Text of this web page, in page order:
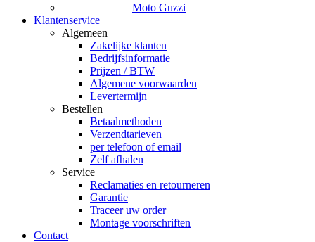
Moto Guzzi
Klantenservice
Algemeen
Zakelijke klanten
Bedrijfsinformatie
Prijzen / BTW
Algemene voorwaarden
Levertermijn
Bestellen
Betaalmethoden
Verzendtarieven
per telefoon of email
Zelf afhalen
Service
Reclamaties en retourneren
Garantie
Traceer uw order
Montage voorschriften
Contact